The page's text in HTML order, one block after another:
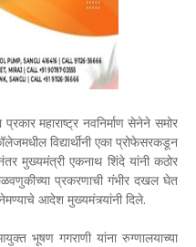
प्रकार महाराष्ट्र नवनिर्माण सेनेने समोर
विद्यार्थीनी एका प्रोफेसरकडून
मुख्यमंत्री एकनाथ शिंदे यांनी कठोर
प्रकरणाची गंभीर दखल घेत
आदेश मुख्यमंत्र्यांनी दिले.
भूषण गगराणी यांना रुग्णालयाच्या